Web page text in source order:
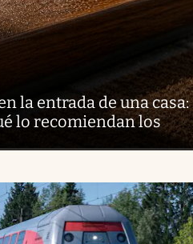
la entrada de una casa:
lo recomiendan los